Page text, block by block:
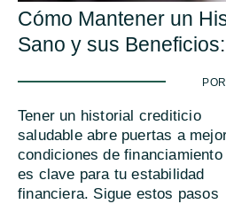
Cómo Mantener un
Sano y sus
-
Tener un historial crediticio
saludable abre puertas a
condiciones de financiamiento
es clave para tu estabilidad
financiera. Sigue estos pasos